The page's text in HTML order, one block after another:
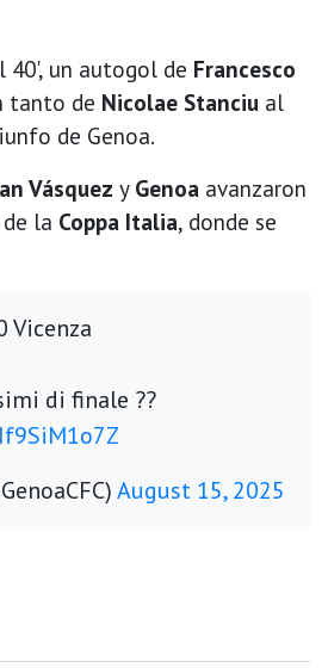
40', un autogol de Francesco
tanto de Nicolae Stanciu al
de Genoa.
Vásquez y Genoa avanzaron
la Coppa Italia, donde se
Vicenza
di finale ??
August 15, 2025